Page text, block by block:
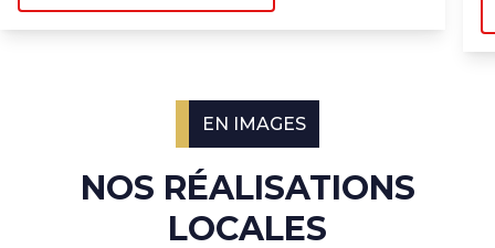
EN IMAGES
NOS RÉALISATIONS
LOCALES